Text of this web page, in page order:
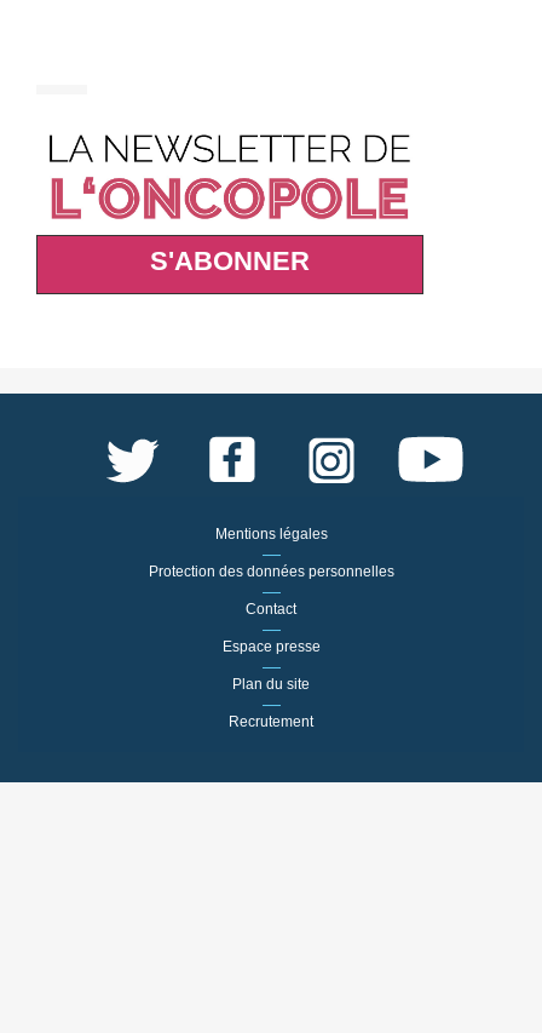
S'ABONNER
Mentions légales
Protection des données personnelles
Contact
Espace presse
Plan du site
Recrutement